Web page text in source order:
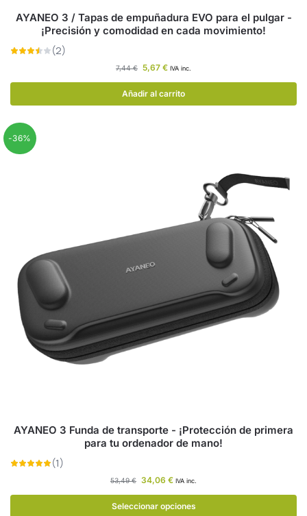
AYANEO 3 / Tapas de empuñadura EVO para el pulgar -
¡Precisión y comodidad en cada movimiento!
7,44€ 5,67 € IVA inc.
Añadir al carrito
-36%
AYANEO 3 Funda de transporte - ¡Protección de primera
para tu ordenador de mano!
53,49€ 34,06 € IVA inc.
Seleccionar opciones